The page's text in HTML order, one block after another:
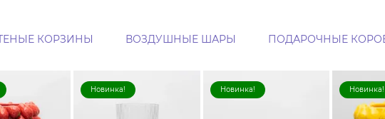
КОРЗИНЫ ВОЗДУШНЫЕ ШАРЫ ПОДАРОЧНЫЕ
Новинка! Новинка! Новинка!